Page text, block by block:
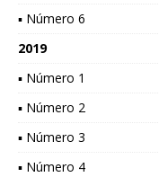
▪ Número 6
2019
▪ Número 1
▪ Número 2
▪ Número 3
▪ Número 4